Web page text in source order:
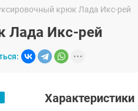
крюк Лада Икс-рей
Лада Икс-рей
Характеристики